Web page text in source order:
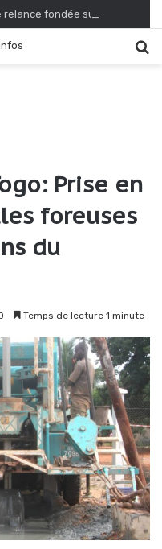
Prise en
foreuses
du
Temps de lecture 1 minute